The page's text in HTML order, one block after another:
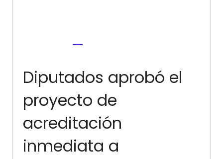
Diputados aprobó el
proyecto de
acreditación
inmediata a